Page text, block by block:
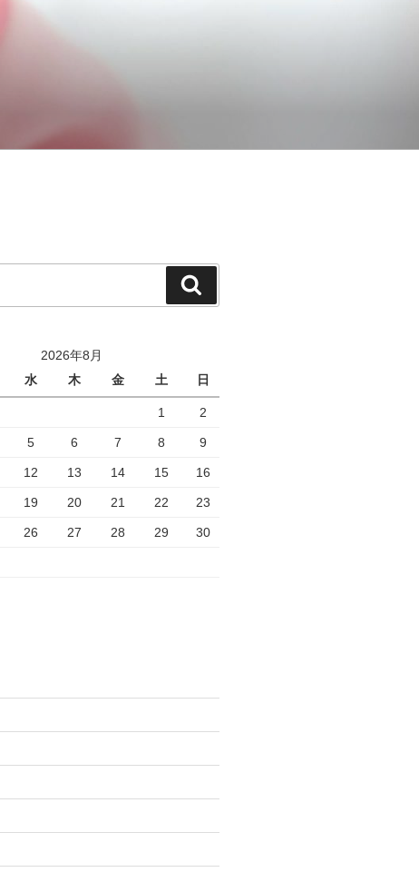
索
2026年8月
水 木 金 土 日
1 2
5 6 7 8 9
12 13 14 15 16
19 20 21 22 23
26 27 28 29 30